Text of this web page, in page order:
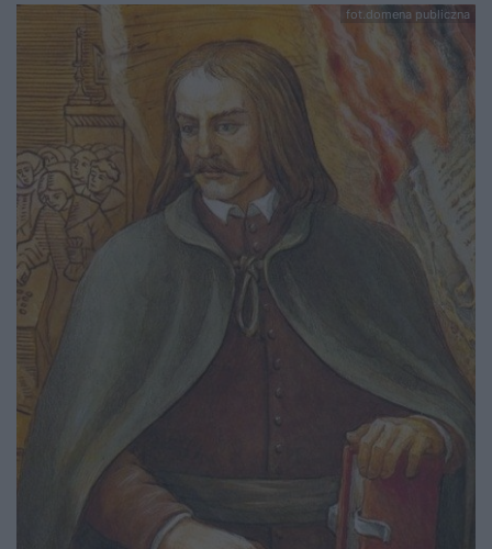
fot.domena publiczna